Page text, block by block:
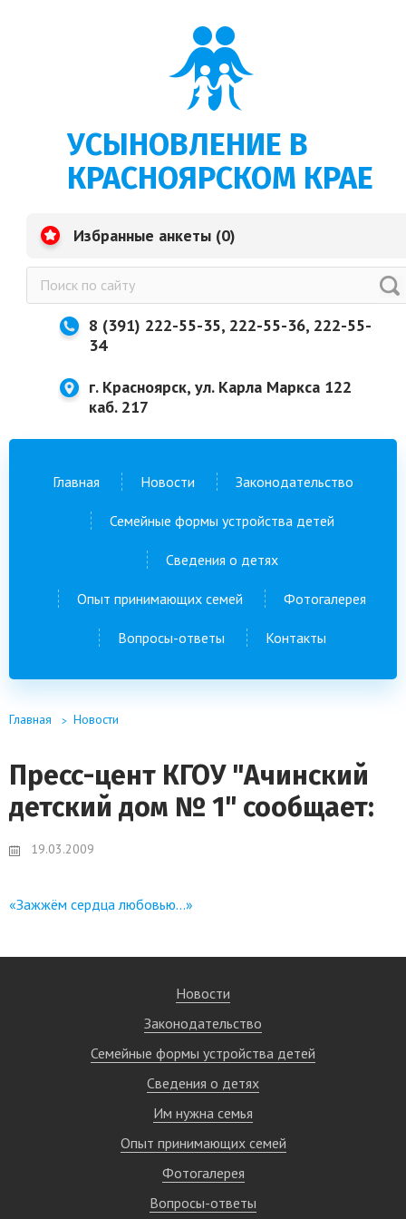
УСЫНОВЛЕНИЕ В
КРАСНОЯРСКОМ КРАЕ
Избранные анкеты (0)
8 (391) 222-55-35, 222-55-36, 222-55-
34
г. Красноярск, ул. Карла Маркса 122
каб. 217
Главная Новости Законодательство
Семейные формы устройства детей
Сведения о детях
Опыт принимающих семей Фотогалерея
Вопросы-ответы Контакты
Главная Новости
Пресс-цент КГОУ "Ачинский
детский дом № 1" сообщает:
19.03.2009
«Зажжём сердца любовью…»
Новости
Законодательство
Семейные формы устройства детей
Сведения о детях
Им нужна семья
Опыт принимающих семей
Фотогалерея
Вопросы-ответы